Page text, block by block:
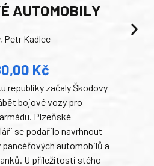
AUTOMOBILY
Petr Kadlec
Kč
republiky začaly Škodovy
bojové vozy pro
Plzeňské
se podařilo navrhnout
automobilů a
U příležitosti stého